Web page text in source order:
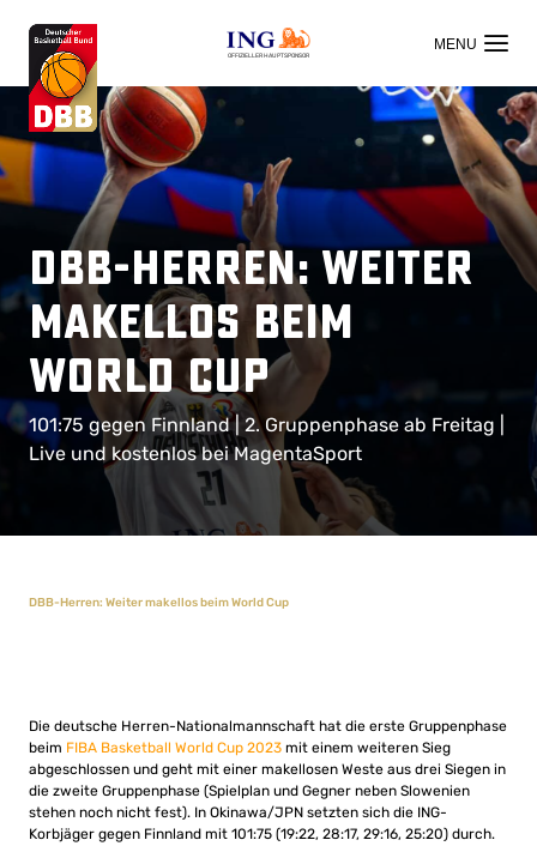
OFFIZIELLER HAUPTSPONSOR
DBB-Herren: Weiter
makellos beim
World Cup
101:75 gegen Finnland | 2. Gruppenphase ab Freitag |
Live und kostenlos bei MagentaSport
DBB-Herren: Weiter makellos beim World Cup
Die deutsche Herren-Nationalmannschaft hat die erste Gruppenphase
beim FIBA Basketball World Cup 2023 mit einem weiteren Sieg
abgeschlossen und geht mit einer makellosen Weste aus drei Siegen in
die zweite Gruppenphase (Spielplan und Gegner neben Slowenien
stehen noch nicht fest). In Okinawa/JPN setzten sich die ING-
Korbjäger gegen Finnland mit 101:75 (19:22, 28:17, 29:16, 25:20) durch.